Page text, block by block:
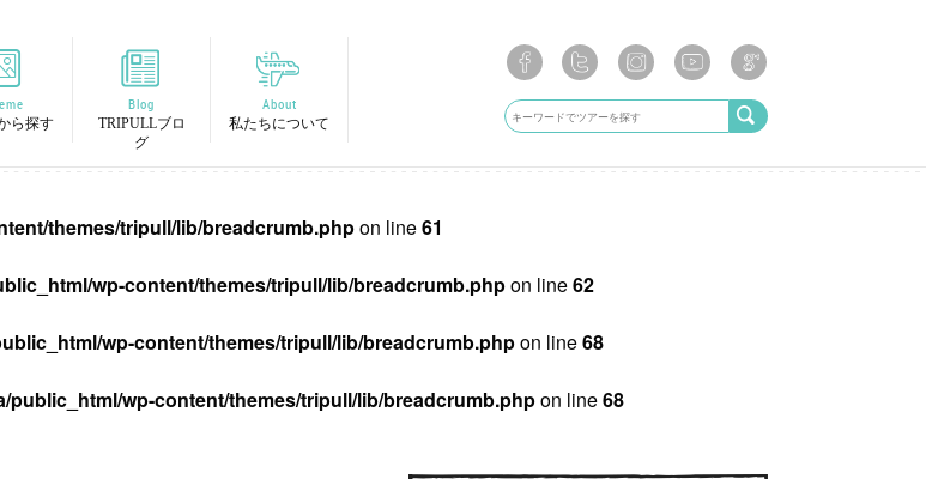
ら探す
Blog
TRIPULLブロ
グ
About
私たちについて
themes/tripull/lib/breadcrumb.phpon line61
wp-content/themes/tripull/lib/breadcrumb.phpon line62
wp-content/themes/tripull/lib/breadcrumb.phpon line68
public_html/wp-content/themes/tripull/lib/breadcrumb.phpon line68